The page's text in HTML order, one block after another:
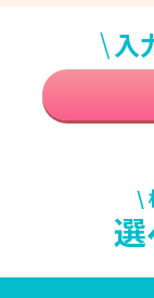
格・成績アップ
と思います。
もし、学習を進
り組む内容は合
指導学院 上永
▼今の時期、よ
\入
\